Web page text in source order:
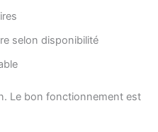
selon disponibilité
Le bon fonctionnement est